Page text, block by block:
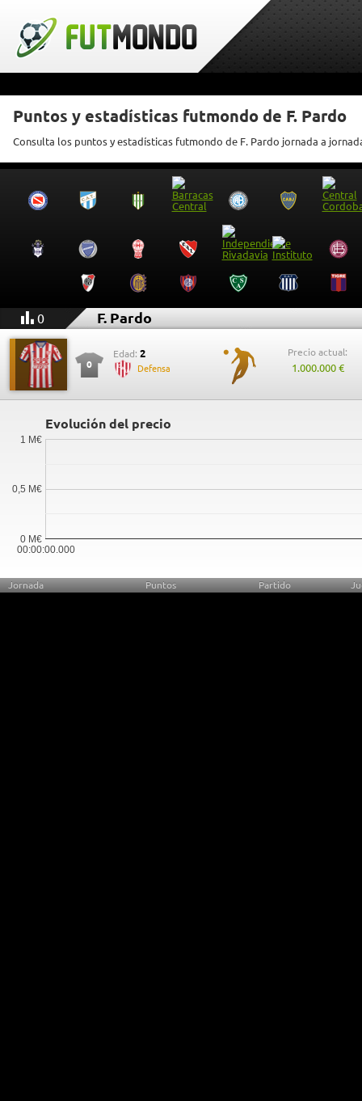
Puntos y estadísticas futmondo de F. Pardo
Consulta los puntos y estadísticas futmondo de F. Pardo jornada a
0 F. Pardo
0
Edad: 2
Defensa
Precio actual:
1.000.000 €
Evolución del precio
00:00:00.000
0 M€
0,5 M€
1 M€
Jornada Puntos Partido